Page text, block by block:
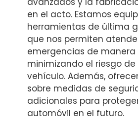
en el acto. Estamos
herramientas de última
que nos permiten
emergencias de manera
minimizando el riesgo
vehículo. Además,
sobre medidas de
adicionales para
automóvil en el futuro.